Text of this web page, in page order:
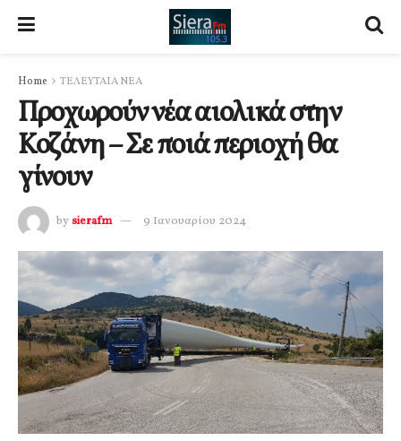
Home ΤΕΛΕΥΤΑΙΑ ΝΕΑ
Προχωρούν νέα αιολικά στην
Κοζάνη – Σε ποιά περιοχή θα
γίνουν
by sierafm 9 Ιανουαρίου 2024